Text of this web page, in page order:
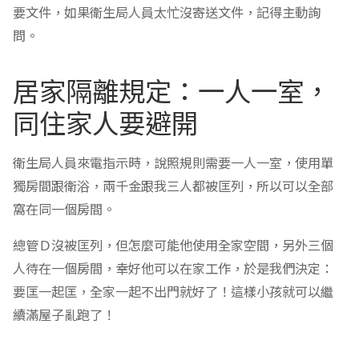
要文件，如果衛生局人員太忙沒寄送文件，記得主動詢
問。
居家隔離規定：一人一室，
同住家人要避開
衛生局人員來電指示時，說照規則需要一人一室，使用單
獨房間跟衛浴，兩千金跟我三人都被匡列，所以可以全部
窩在同一個房間。
總管Ｄ沒被匡列，但怎麼可能他使用全家空間，另外三個
人待在一個房間，幸好他可以在家工作，於是我們決定：
要匡一起匡，全家一起不出門就好了！這樣小孩就可以繼
續滿屋子亂跑了！